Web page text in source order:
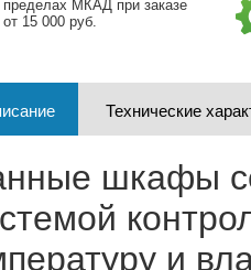
пределах МКАД при заказе
от 15 000 руб.
Технические
шкафы
и